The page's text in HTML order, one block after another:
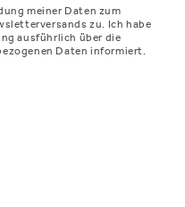
meiner Daten zum
zu. Ich habe
ausführlich über die
Daten informiert.